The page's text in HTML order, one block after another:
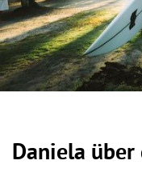
Daniela über